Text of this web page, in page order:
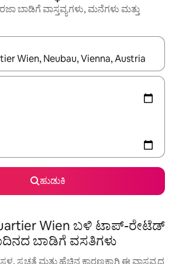
ಬಾಡಿಗೆ ವಾಸ್ತವ್ಯಗಳು, ಮನೆಗಳು ಮತ್ತು
ಅಪ್ ಮತ್ತು ಡೌನ್ ಬಾಣದ ಕೀಲಿಗಳೊಂದಿಗೆ
ಹುಡುಕಿ
Wien ಬಳಿ ಟಾಪ್-ರೇಟೆಡ್
ಬಾಡಿಗೆ ವಸತಿಗಳು
ಸ್ವಚ್ಛತೆ ಮತ್ತು ಹೆಚ್ಚಿನ ಕಾರಣಕ್ಕಾಗಿ ಈ ವಾಸ್ತವ್ಯದ